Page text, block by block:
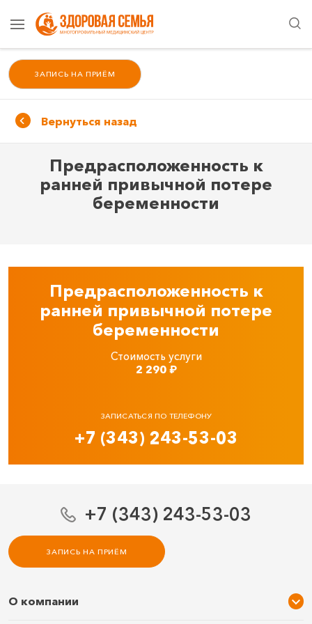
ЗАПИСЬ НА ПРИЁМ
Вернуться назад
Предрасположенность к
ранней привычной потере
беременности
Предрасположенность к
ранней привычной потере
беременности
Стоимость услуги
2 290₽
ЗАПИСАТЬСЯ ПО ТЕЛЕФОНУ
+7 (343) 243-53-03
+7 (343) 243-53-03
ЗАПИСЬ НА ПРИЁМ
О компании